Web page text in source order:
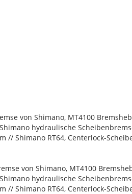
von Shimano, MT4100
hydraulische
// Shimano RT64, Centerlock-
von Shimano, MT4100
hydraulische
// Shimano RT64, Centerlock-